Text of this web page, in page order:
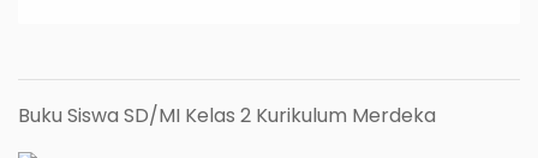
Buku Siswa SD/MI Kelas 2 Kurikulum Merdeka